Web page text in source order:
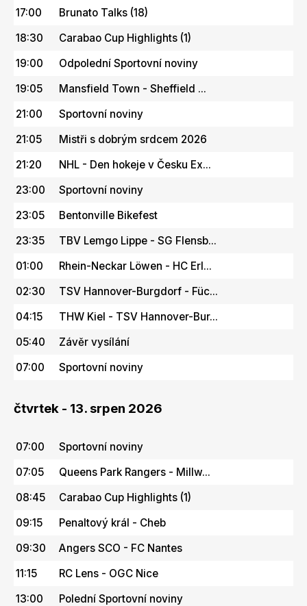
17:00
Brunato Talks (18)
18:30
Carabao Cup Highlights (1)
19:00
Odpolední Sportovní noviny
19:05
Mansfield Town - Sheffield ...
21:00
Sportovní noviny
21:05
Mistři s dobrým srdcem 2026
21:20
NHL - Den hokeje v Česku Ex...
23:00
Sportovní noviny
23:05
Bentonville Bikefest
23:35
TBV Lemgo Lippe - SG Flensb...
01:00
Rhein-Neckar Löwen - HC Erl...
02:30
TSV Hannover-Burgdorf - Füc...
04:15
THW Kiel - TSV Hannover-Bur...
05:40
Závěr vysílání
07:00
Sportovní noviny
čtvrtek - 13. srpen 2026
07:00
Sportovní noviny
07:05
Queens Park Rangers - Millw...
08:45
Carabao Cup Highlights (1)
09:15
Penaltový král - Cheb
09:30
Angers SCO - FC Nantes
11:15
RC Lens - OGC Nice
13:00
Polední Sportovní noviny